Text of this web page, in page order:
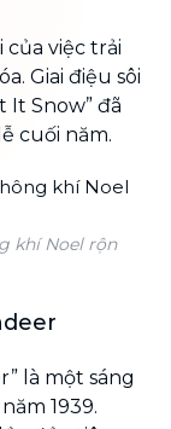
của việc trải
Giai điệu sôi
It Snow” đã
cuối năm.
khí Noel rộn
là một sáng
1939.